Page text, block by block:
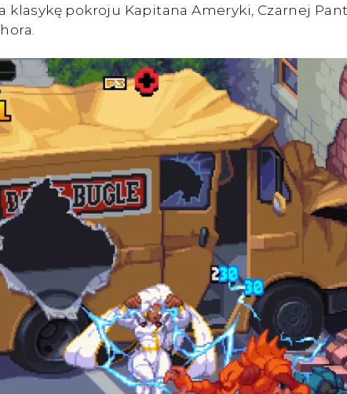
klasykę pokroju Kapitana Ameryki, Czarnej